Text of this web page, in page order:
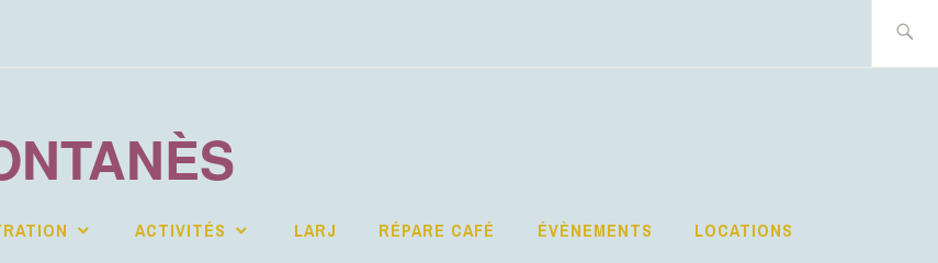
ACTIVITÉS LARJ RÉPARE CAFÉ ÉVÈNEMENTS LOCATIONS